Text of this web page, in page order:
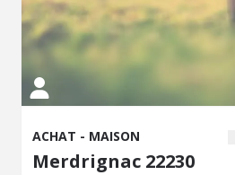
ACHAT - MAISON
Merdrignac 22230